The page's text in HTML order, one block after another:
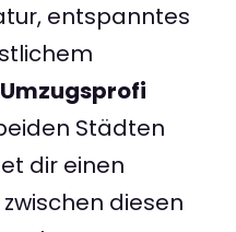
entspanntes
Umzugsprofi
Städten
dir einen
diesen